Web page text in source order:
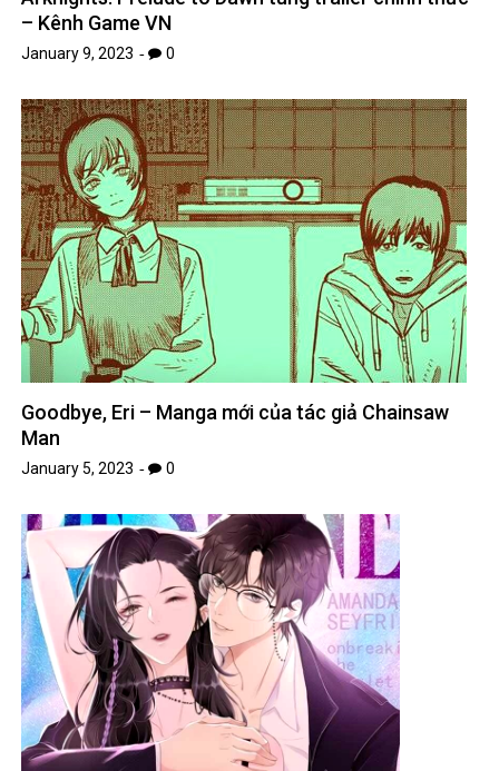
– Kênh Game VN
January 9, 2023 0
Goodbye, Eri – Manga mới của tác giả Chainsaw
Man
January 5, 2023 0